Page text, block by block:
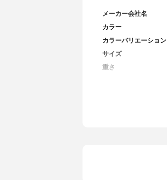
メーカー会社名
カラー
カラーバリエーション
サイズ
重さ